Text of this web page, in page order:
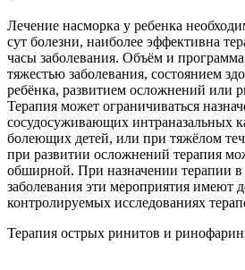
Лечение насморка у ребенка
сут болезни, наиболее эффективна
часы заболевания. Объём и
тяжестью заболевания, состоянием
ребёнка, развитием осложнений или
Терапия может ограничиваться
сосудосуживающих интраназальных
болеющих детей, или при тяжёлом
при развитии осложнений терапия
обширной. При назначении терапии в
заболевания эти мероприятия имеют
контролируемых исследованиях
Терапия острых ринитов и